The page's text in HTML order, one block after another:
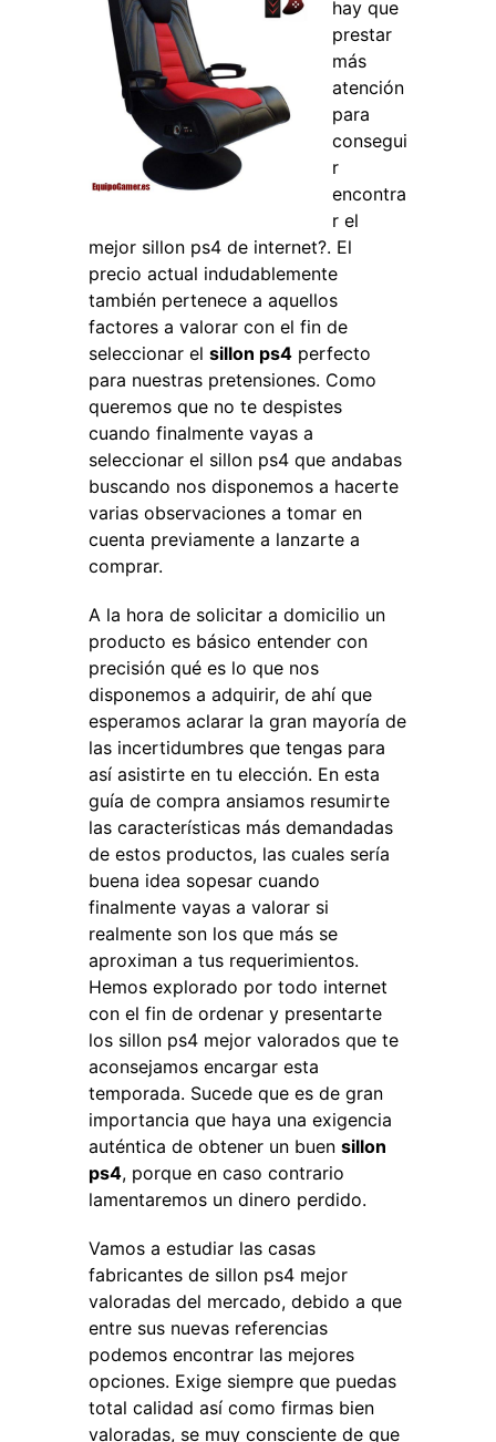
hay que
prestar
más
atención
para
consegui
r
encontra
r el
mejor sillon ps4 de internet?. El
precio actual indudablemente
también pertenece a aquellos
factores a valorar con el fin de
seleccionar el sillon ps4 perfecto
para nuestras pretensiones. Como
queremos que no te despistes
cuando finalmente vayas a
seleccionar el sillon ps4 que andabas
buscando nos disponemos a hacerte
varias observaciones a tomar en
cuenta previamente a lanzarte a
comprar.
A la hora de solicitar a domicilio un
producto es básico entender con
precisión qué es lo que nos
disponemos a adquirir, de ahí que
esperamos aclarar la gran mayoría de
las incertidumbres que tengas para
así asistirte en tu elección. En esta
guía de compra ansiamos resumirte
las características más demandadas
de estos productos, las cuales sería
buena idea sopesar cuando
finalmente vayas a valorar si
realmente son los que más se
aproximan a tus requerimientos.
Hemos explorado por todo internet
con el fin de ordenar y presentarte
los sillon ps4 mejor valorados que te
aconsejamos encargar esta
temporada. Sucede que es de gran
importancia que haya una exigencia
auténtica de obtener un buen sillon
ps4, porque en caso contrario
lamentaremos un dinero perdido.
Vamos a estudiar las casas
fabricantes de sillon ps4 mejor
valoradas del mercado, debido a que
entre sus nuevas referencias
podemos encontrar las mejores
opciones. Exige siempre que puedas
total calidad así como firmas bien
valoradas, se muy consciente de que